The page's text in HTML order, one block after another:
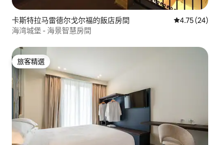
卡斯特拉马雷德尔戈尔福的飯店房間 從 24 則評價
4.75 (24)
海湾城堡 - 海景智慧房間
旅客精選
旅客精選